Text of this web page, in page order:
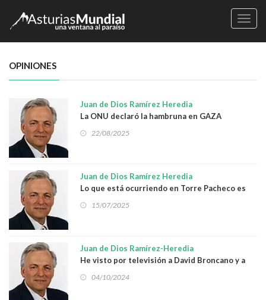
OPINIONES
Juan de Dios Ramírez Heredia
La ONU declaró la hambruna en GAZA
22/08/2025
Juan de Dios Ramírez Heredia
Lo que está ocurriendo en Torre Pacheco es
una vergüenza
15/07/2025
Juan de Dios Ramírez-Heredia
He visto por televisión a David Broncano y a
Israel Fernández junto a la bandera gitana
04/10/2024